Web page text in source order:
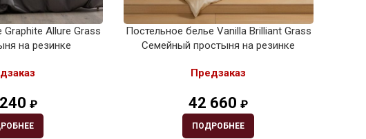
Allure Grass
на резинке
₽
Постельное белье Vanilla Brilliant Grass
Семейный простыня на резинке
Предзаказ
42 660 ₽
ПОДРОБНЕЕ